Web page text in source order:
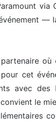
via
—
cet
avec des
le